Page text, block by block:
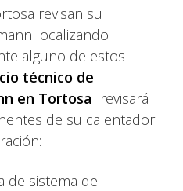
revisan su
localizando
alguno de estos
técnico de
en Tortosa revisará
de su calentador
de sistema de